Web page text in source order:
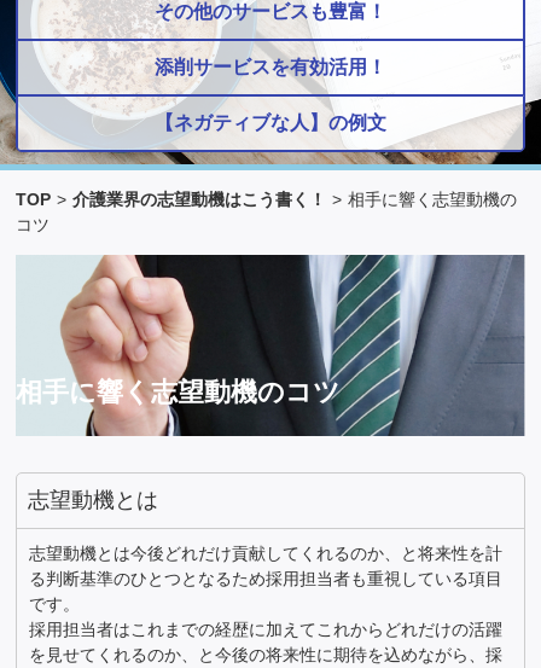
その他のサービスも豊富！
添削サービスを有効活用！
【ネガティブな人】の例文
TOP > 介護業界の志望動機はこう書く！ > 相手に響く志望動機の
コツ
相手に響く志望動機のコツ
志望動機とは
志望動機とは今後どれだけ貢献してくれるのか、と将来性を計
る判断基準のひとつとなるため採用担当者も重視している項目
です。
採用担当者はこれまでの経歴に加えてこれからどれだけの活躍
を見せてくれるのか、と今後の将来性に期待を込めながら、採